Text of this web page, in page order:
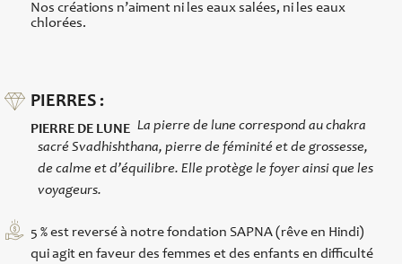
Nos créations n’aiment ni les eaux salées, ni les eaux
chlorées.
PIERRES :
PIERRE DE LUNE La pierre de lune correspond au chakra
sacré Svadhishthana, pierre de féminité et de grossesse,
de calme et d’équilibre. Elle protège le foyer ainsi que les
voyageurs.
5 % est reversé à notre fondation SAPNA (rêve en Hindi)
qui agit en faveur des femmes et des enfants en difficulté